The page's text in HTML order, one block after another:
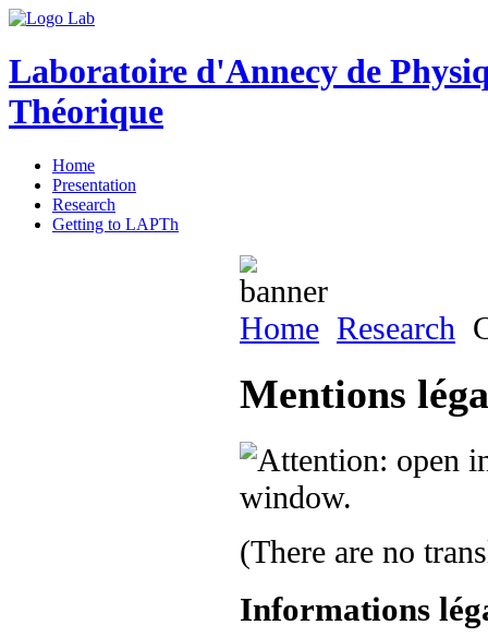
Laboratoire d'Annecy de
Théorique
Home
Presentation
Research
Getting to LAPTh
Home Research
Mentions
(There are no
Informations